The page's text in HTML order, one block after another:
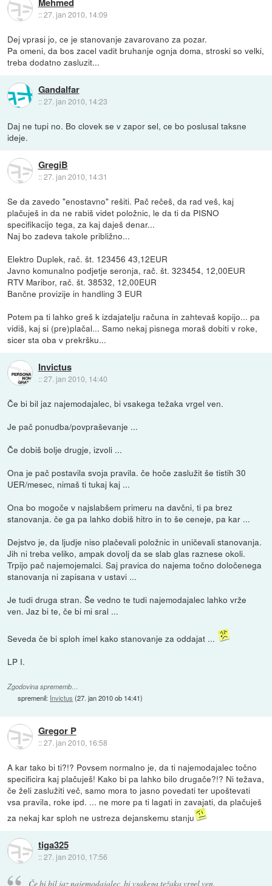
::27. jan 2010, 14:09
Dej vprasi jo, ce je stanovanje zavarovano za pozar.
Pa omeni, da bos zacel vadit bruhanje ognja doma, stroski so velki,
treba dodatno zasluzit...
Gandalfar
::27. jan 2010, 14:23
Daj ne tupi no. Bo clovek se v zapor sel, ce bo poslusal taksne
ideje.
GregiB
::27. jan 2010, 14:31
Se da zavedo "enostavno" rešiti. Pač rečeš, da rad veš, kaj
plačuješ in da ne rabiš videt položnic, le da ti da PISNO
specifikacijo tega, za kaj daješ denar...
Naj bo zadeva takole približno...
Elektro Duplek, rač. št. 123456 43,12EUR
Javno komunalno podjetje seronja, rač. št. 323454, 12,00EUR
RTV Maribor, rač. št. 38532, 12,00EUR
Bančne provizije in handling 3 EUR
Potem pa ti lahko greš k izdajatelju računa in zahtevaš kopijo... pa
vidiš, kaj si (pre)plačal... Samo nekaj pisnega moraš dobiti v roke,
sicer sta oba v prekršku...
Invictus
::27. jan 2010, 14:40
Če bi bil jaz najemodajalec, bi vsakega težaka vrgel ven.
Je pač ponudba/povpraševanje ...
Če dobiš bolje drugje, izvoli ...
Ona je pač postavila svoja pravila. če hoče zaslužit še tistih 30
UER/mesec, nimaš ti tukaj kaj ...
Ona bo mogoče v najslabšem primeru na davčni, ti pa brez
stanovanja. če ga pa lahko dobiš hitro in to še ceneje, pa kar ...
Dejstvo je, da ljudje niso plačevali položnic in uničevali stanovanja.
Jih ni treba veliko, ampak dovolj da se slab glas raznese okoli.
Trpijo pač najemojemalci. Saj pravica do najema točno določenega
stanovanja ni zapisana v ustavi ...
Je tudi druga stran. Še vedno te tudi najemodajalec lahko vrže
ven. Jaz bi te, če bi mi sral ...
Seveda če bi sploh imel kako stanovanje za oddajat ...
LP I.
Zgodovina sprememb…
spremenil: Invictus (27. jan 2010 ob 14:41)
Gregor P
::27. jan 2010, 16:58
A kar tako bi ti?!? Povsem normalno je, da ti najemodajalec točno
specificira kaj plačuješ! Kako bi pa lahko bilo drugače?!? Ni težava,
če želi zaslužiti več, samo mora to jasno povedati ter upoštevati
vsa pravila, roke ipd. ... ne more pa ti lagati in zavajati, da plačuješ
za nekaj kar sploh ne ustreza dejanskemu stanju
tiga325
::27. jan 2010, 17:56
Če bi bil jaz najemodajalec, bi vsakega težaka vrgel ven.